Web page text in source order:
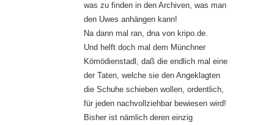
was zu finden in den Archiven, was man
den Uwes anhängen kann!
Na dann mal ran, dna von kripo.de.
Und helft doch mal dem Münchner
Kömödienstadl, daß die endlich mal eine
der Taten, welche sie den Angeklagten
die Schuhe schieben wollen, ordentlich,
für jeden nachvollziehbar bewiesen wird!
Bisher ist nämlich deren einzig